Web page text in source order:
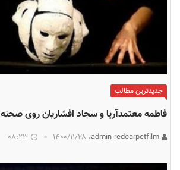
جدیدترین مطالب
فاطمه معتمدآریا و سجاد افشاریان روی صحنه
۱۴۰۰/۱۱/۲۸ 08:23